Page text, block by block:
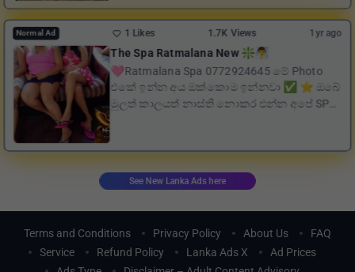
Normal Ad 1 Likes 1.7K Views 1yr ago
The Spa Ratmalana New ❇️🧖‍♂️
🩷Ratmalana Spa 0772924645 මේ Photo
එකේ ඉන්න අය ඔක්කොම ඉන්නවා ✅ ⭐️ ඔබේ
මුලත් කාලයත් නාස්ති නොකර එන්න අපේ SPA
See New Lanka Ads here
Terms and Conditions Privacy Policy About Us
FAQ
Service
Refund Policy Lanka Ads X
Ad Prices